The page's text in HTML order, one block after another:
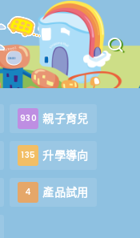
930 親子育兒
135 升學導向
4 產品試用